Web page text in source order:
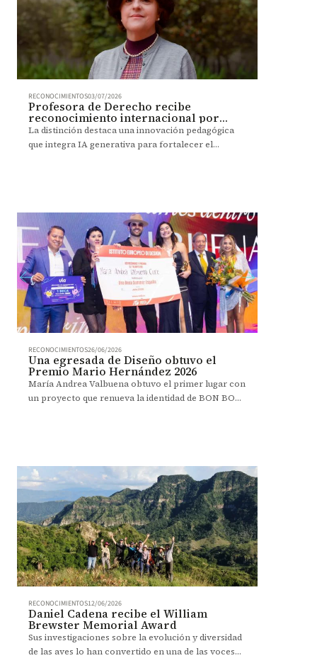
RECONOCIMIENTOS03/07/2026
Profesora de Derecho recibe
reconocimiento internacional por
innovar con IA en la enseñanza
La distinción destaca una innovación pedagógica
que integra IA generativa para fortalecer el
RECONOCIMIENTOS26/06/2026
Una egresada de Diseño obtuvo el
Premio Mario Hernández 2026
María Andrea Valbuena obtuvo el primer lugar con
un proyecto que renueva la identidad de BON BON
RECONOCIMIENTOS12/06/2026
Daniel Cadena recibe el William
Brewster Memorial Award
Sus investigaciones sobre la evolución y diversidad
de las aves lo han convertido en una de las voces